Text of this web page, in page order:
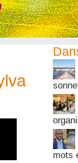
mots